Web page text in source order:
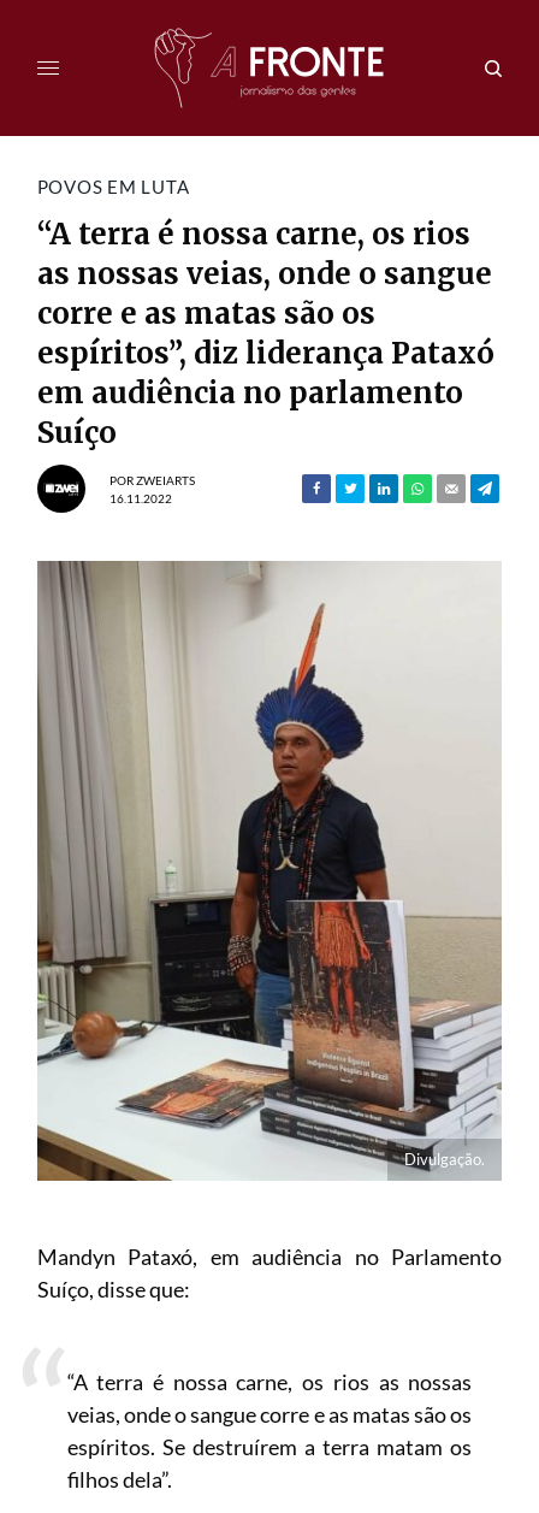
POVOS EM LUTA
“A terra é nossa carne, os rios
as nossas veias, onde o sangue
corre e as matas são os
espíritos”, diz liderança Pataxó
em audiência no parlamento
Suíço
PORZWEIARTS
16.11.2022
Divulgação.
Mandyn Pataxó, em audiência no Parlamento
Suíço, disse que:
“A terra é nossa carne, os rios as nossas
veias, onde o sangue corre e as matas são os
espíritos. Se destruírem a terra matam os
filhos dela”.